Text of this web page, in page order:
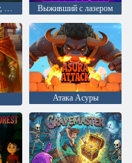
Двенадцать минут, чтобы выжить Выживший с лазером
Атака Асуры